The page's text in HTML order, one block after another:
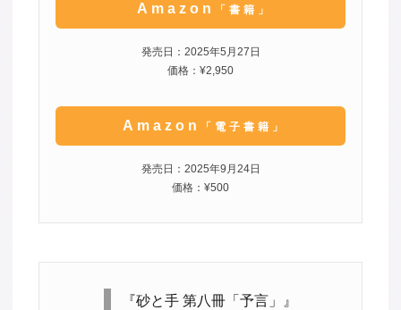
Amazon 「書籍」
発売日：2025年5月27日
価格：¥2,950
Amazon 「電子書籍」
発売日：2025年9月24日
価格：¥500
『砂と手 第八冊「予言」』